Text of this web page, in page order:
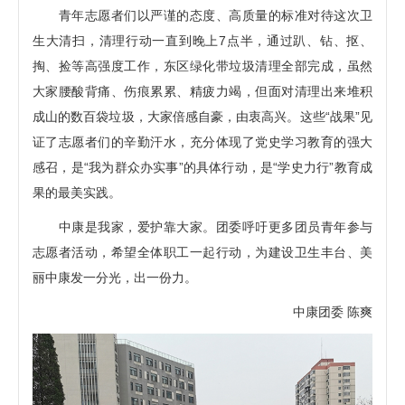
青年志愿者们以严谨的态度、高质量的标准对待这次卫
生大清扫，清理行动一直到晚上7点半，通过趴、钻、抠、
掏、捡等高强度工作，东区绿化带垃圾清理全部完成，虽然
大家腰酸背痛、伤痕累累、精疲力竭，但面对清理出来堆积
成山的数百袋垃圾，大家倍感自豪，由衷高兴。这些“战果”见
证了志愿者们的辛勤汗水，充分体现了党史学习教育的强大
感召，是“我为群众办实事”的具体行动，是“学史力行”教育成
果的最美实践。
中康是我家，爱护靠大家。团委呼吁更多团员青年参与
志愿者活动，希望全体职工一起行动，为建设卫生丰台、美
丽中康发一分光，出一份力。
中康团委 陈爽